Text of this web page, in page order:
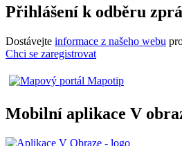
Přihlášení k odběru
Dostávejte informace z našeho webu
Chci se zaregistrovat
Mobilní aplikace V